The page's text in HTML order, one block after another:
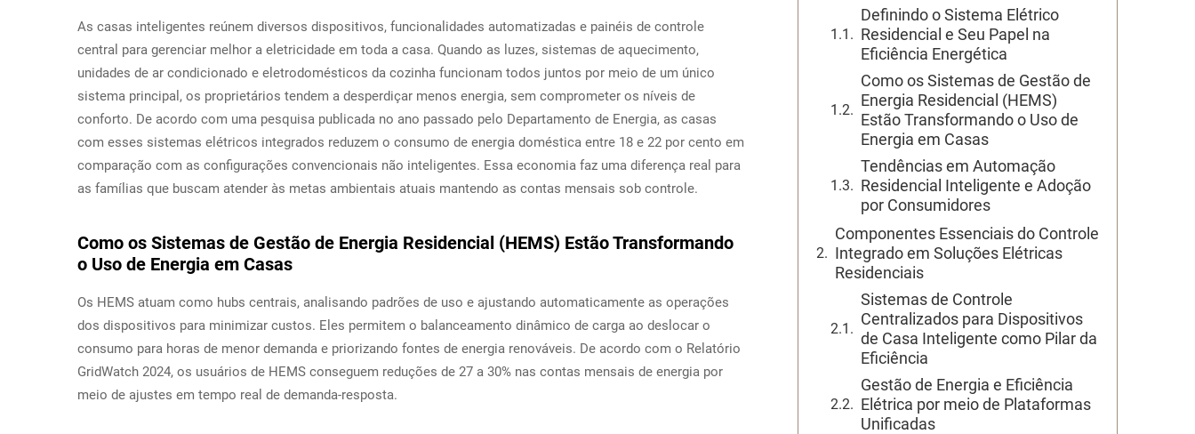
As casas inteligentes reúnem diversos dispositivos, funcionalidades automatizadas e painéis de controle
central para gerenciar melhor a eletricidade em toda a casa. Quando as luzes, sistemas de aquecimento,
unidades de ar condicionado e eletrodomésticos da cozinha funcionam todos juntos por meio de um único
sistema principal, os proprietários tendem a desperdiçar menos energia, sem comprometer os níveis de
conforto. De acordo com uma pesquisa publicada no ano passado pelo Departamento de Energia, as casas
com esses sistemas elétricos integrados reduzem o consumo de energia doméstica entre 18 e 22 por cento em
comparação com as configurações convencionais não inteligentes. Essa economia faz uma diferença real para
as famílias que buscam atender às metas ambientais atuais mantendo as contas mensais sob controle.
Como os Sistemas de Gestão de Energia Residencial (HEMS) Estão Transformando
o Uso de Energia em Casas
Os HEMS atuam como hubs centrais, analisando padrões de uso e ajustando automaticamente as operações
dos dispositivos para minimizar custos. Eles permitem o balanceamento dinâmico de carga ao deslocar o
consumo para horas de menor demanda e priorizando fontes de energia renováveis. De acordo com o Relatório
GridWatch 2024, os usuários de HEMS conseguem reduções de 27 a 30% nas contas mensais de energia por
meio de ajustes em tempo real de demanda-resposta.
Definindo o Sistema Elétrico
Residencial e Seu Papel na
Eficiência Energética
Como os Sistemas de Gestão de
Energia Residencial (HEMS)
Estão Transformando o Uso de
Energia em Casas
Tendências em Automação
Residencial Inteligente e Adoção
por Consumidores
Componentes Essenciais do Controle
Integrado em Soluções Elétricas
Residenciais
Sistemas de Controle
Centralizados para Dispositivos
de Casa Inteligente como Pilar da
Eficiência
Gestão de Energia e Eficiência
Elétrica por meio de Plataformas
Unificadas